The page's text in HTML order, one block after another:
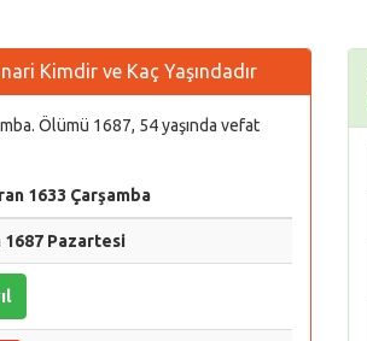
Kimdir ve Kaç Yaşındadır
Ölümü 1687, 54 yaşında vefat
1633 Çarşamba
1687 Pazartesi